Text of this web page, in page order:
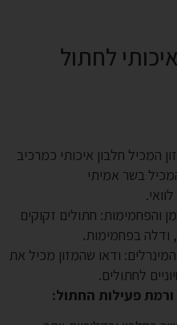
לחתול
המכיל חלבון איכותי כמרכיב
בשר אמיתי
והפחמימות: חתולים זקוקים
ודלה בפחמימות.
ודאו שהמזון מכיל את
לחתולים.